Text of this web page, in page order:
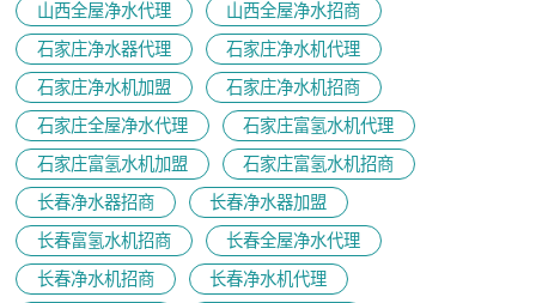
山西全屋净水代理
山西全屋净水招商
石家庄净水器代理
石家庄净水机代理
石家庄净水机加盟
石家庄净水机招商
石家庄全屋净水代理
石家庄富氢水机代理
石家庄富氢水机加盟
石家庄富氢水机招商
长春净水器招商
长春净水器加盟
长春富氢水机招商
长春全屋净水代理
长春净水机招商
长春净水机代理